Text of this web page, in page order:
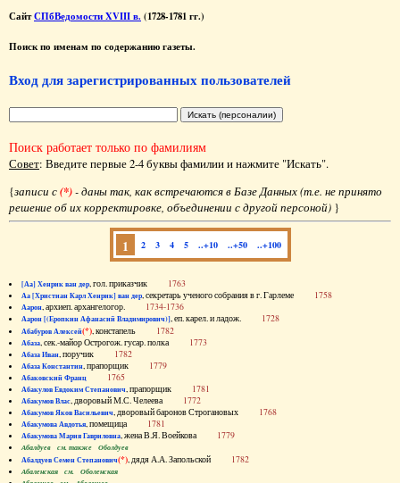
СайтСПбВедомости XVIII в. (1728-1781 гг.)
Поиск по именам по содержанию газеты.
Вход для зарегистрированных пользователей
Поиск работает только по фамилиям
Совет: Введите первые 2-4 буквы фамилии и нажмите "Искать".
{записи с(*)- даны так, как встречаются в Базе Данных (т.е. не принято
решение об их корректировке, объединении с другой персоной) }
1 2 3 4 5 ..+10 ..+50 ..+100
[Аа] Хенрик ван дер, гол. приказчик 1763
Аа [Христиан Карл Хенрик] ван дер, секретарь ученого собрания в г. Гарлеме 1758
Аарон, архиеп. архангелогор. 1734-1736
Аарон [(Еропкин Афанасий Владимирович)], еп. карел. и ладож. 1728
Абабуров Алексей(*), констапель 1782
Абаза, сек.-майор Острогож. гусар. полка 1773
Абаза Иван, поручик 1782
Абаза Константин, прапорщик 1779
Абаковский Франц 1765
Абакулов Евдоким Степанович, прапорщик 1781
Абакумов Влас, дворовый М.С. Челеева 1772
Абакумов Яков Васильевич, дворовый баронов Строгановых 1768
Абакумова Авдотья, помещица 1781
Абакумова Мария Гавриловна, жена В.Я. Воейкова 1779
Абалдуев см. также Оболдуев
Абалдуев Семен Степанович(*), дядя А.А. Запольской 1782
Абаленская см. Оболенская